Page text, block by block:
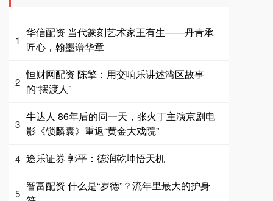
1
华信配资 当代篆刻艺术家王有生——丹青承
匠心，翰墨谱华章
2
恒财网配资 陈擎：用交响乐讲述湾区故事
的“摆渡人”
3
牛达人 86年后的同一天，张火丁主演京剧电
影《锁麟囊》重返“黄金大戏院”
4 途乐证券 郭平：德润乾坤悟天机
5
智富配资 什么是“岁德”？流年里最大的护身